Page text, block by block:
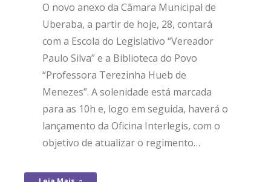
O novo anexo da Câmara Municipal de
Uberaba, a partir de hoje, 28, contará
com a Escola do Legislativo “Vereador
Paulo Silva” e a Biblioteca do Povo
“Professora Terezinha Hueb de
Menezes”. A solenidade está marcada
para as 10h e, logo em seguida, haverá o
lançamento da Oficina Interlegis, com o
objetivo de atualizar o regimento…